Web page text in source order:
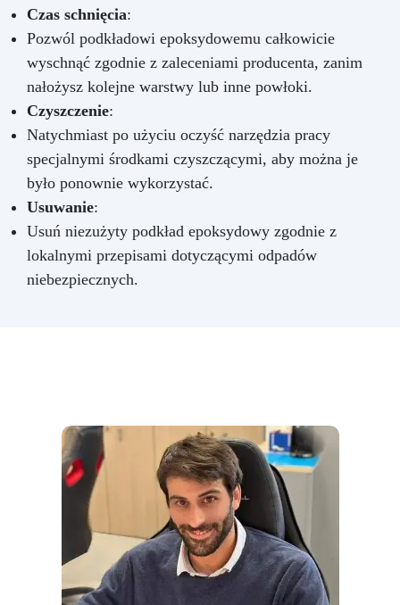
Czas schnięcia:
Pozwól podkładowi epoksydowemu całkowicie
wyschnąć zgodnie z zaleceniami producenta, zanim
nałożysz kolejne warstwy lub inne powłoki.
Czyszczenie:
Natychmiast po użyciu oczyść narzędzia pracy
specjalnymi środkami czyszczącymi, aby można je
było ponownie wykorzystać.
Usuwanie:
Usuń niezużyty podkład epoksydowy zgodnie z
lokalnymi przepisami dotyczącymi odpadów
niebezpiecznych.